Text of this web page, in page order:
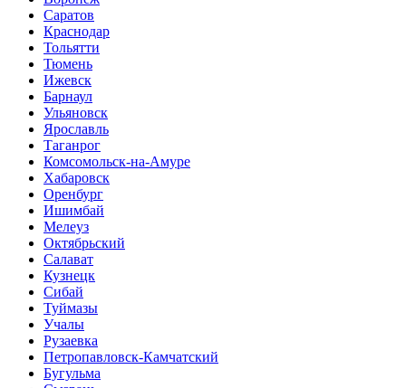
Саратов
Краснодар
Тольятти
Тюмень
Ижевск
Барнаул
Ульяновск
Ярославль
Таганрог
Комсомольск-на-Амуре
Хабаровск
Оренбург
Ишимбай
Мелеуз
Октябрьский
Салават
Кузнецк
Сибай
Туймазы
Учалы
Рузаевка
Петропавловск-Камчатский
Бугульма